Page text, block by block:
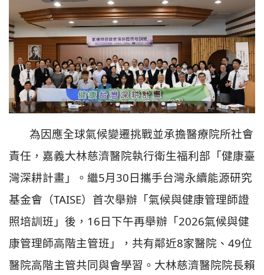
為因應全球氣候變遷挑戰並承擔醫療院所社會
責任，嘉義大林慈濟醫院執行衛生福利部「健康臺
灣深耕計畫」。繼5月30日攜手台灣永續能源研究
基金會（TAISE）首次舉辦「氣候與健康管理師證
照培訓班」後，16日下午再舉辦「2026氣候與健
康管理師高階主管班」，共有鄰近8家醫院、49位
醫院高階主管共同與會學習。大林慈濟醫院院長賴